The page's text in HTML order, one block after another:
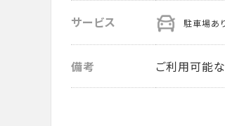
サービス 駐車場あ
備考 ご利用可能